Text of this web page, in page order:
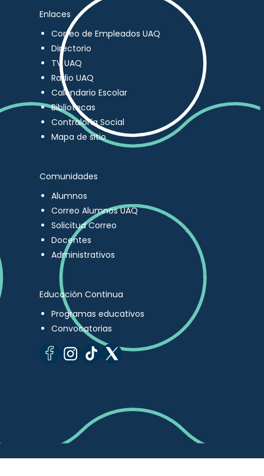
Enlaces
Correo de Empleados UAQ
Directorio
TV UAQ
Radio UAQ
Calendario Escolar
Bibliotecas
Contraloría Social
Mapa de sitio
Comunidades
Alumnos
Correo Alumnos UAQ
Solicitud Correo
Docentes
Administrativos
Educación Continua
Programas educativos
Convocatorias